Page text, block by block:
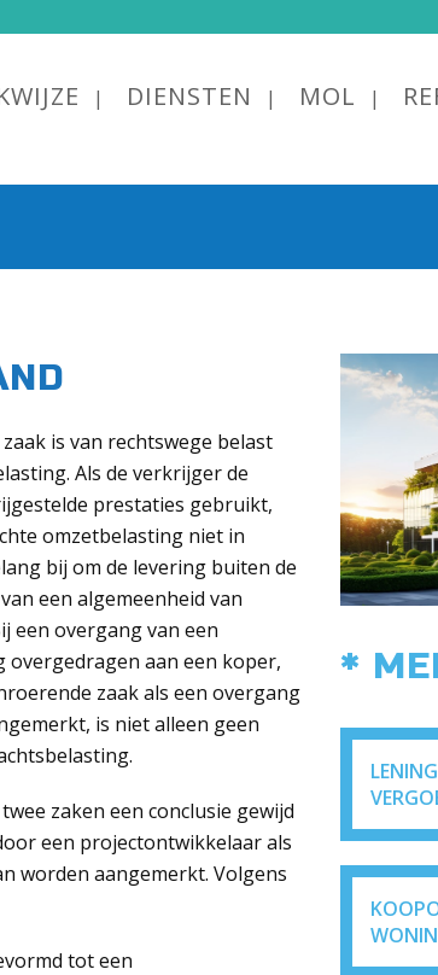
DIENSTEN MOL
is van rechtswege belast
Als de verkrijger de
prestaties gebruikt,
omzetbelasting niet in
bij om de levering buiten de
een algemeenheid van
een overgang van een
aan een koper,
zaak als een overgang
is niet alleen geen
zaken een conclusie gewijd
een projectontwikkelaar als
worden aangemerkt. Volgens
tot een
*